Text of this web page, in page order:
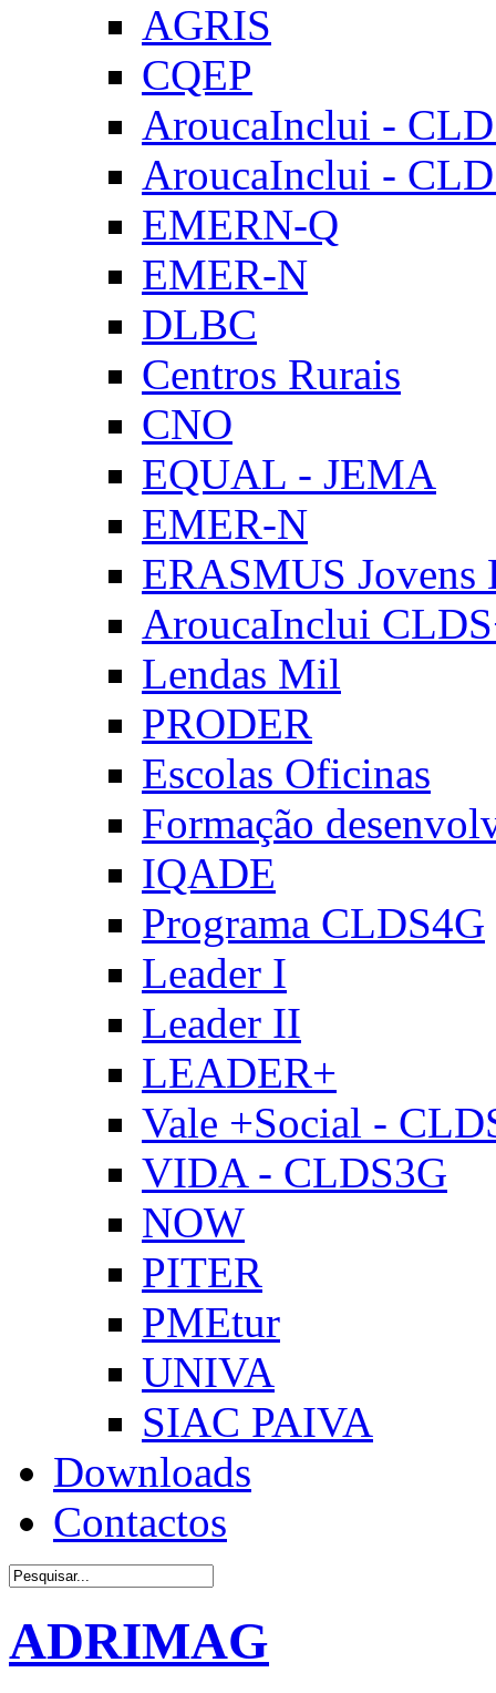
AGRIS
CQEP
AroucaInclui -
AroucaInclui -
EMERN-Q
EMER-N
DLBC
Centros Rurais
CNO
EQUAL - JEMA
EMER-N
ERASMUS Jovens
AroucaInclui
Lendas Mil
PRODER
Escolas Oficinas
Formação
IQADE
Programa CLDS4G
Leader I
Leader II
LEADER+
Vale +Social -
VIDA - CLDS3G
NOW
PITER
PMEtur
UNIVA
SIAC PAIVA
Downloads
Contactos
ADRIMAG